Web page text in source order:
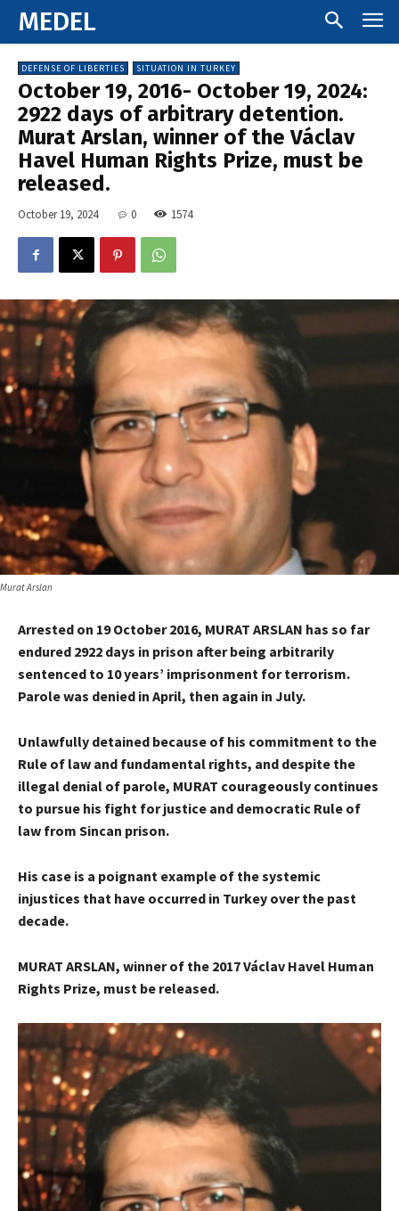
MEDEL
DEFENSE OF LIBERTIES SITUATION IN TURKEY
October 19, 2016- October 19, 2024:
2922 days of arbitrary detention.
Murat Arslan, winner of the Václav
Havel Human Rights Prize, must be
released.
October 19, 2024 0 1574
Murat Arslan
Arrested on 19 October 2016, MURAT ARSLAN has so far
endured 2922 days in prison after being arbitrarily
sentenced to 10 years’ imprisonment for terrorism.
Parole was denied in April, then again in July.
Unlawfully detained because of his commitment to the
Rule of law and fundamental rights, and despite the
illegal denial of parole, MURAT courageously continues
to pursue his fight for justice and democratic Rule of
law from Sincan prison.
His case is a poignant example of the systemic
injustices that have occurred in Turkey over the past
decade.
MURAT ARSLAN, winner of the 2017 Václav Havel Human
Rights Prize, must be released.